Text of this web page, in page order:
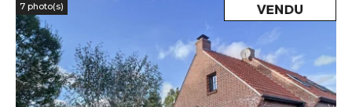
7 photo(s)